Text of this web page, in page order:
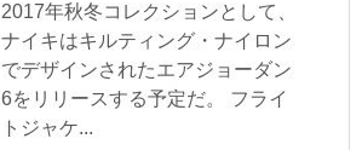
2017年秋冬コレクションとして、
ナイキはキルティング・ナイロン
でデザインされたエアジョーダン
6をリリースする予定だ。 フライ
トジャケ...